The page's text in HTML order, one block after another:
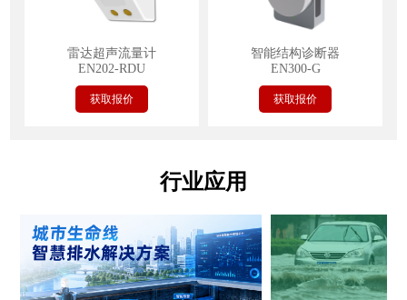
雷达超声流量计
EN202-RDU
获取报价
智能结构诊断器
EN300-G
获取报价
行业应用